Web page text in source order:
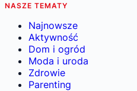
NASZE TEMATY
Najnowsze
Aktywność
Dom i ogród
Moda i uroda
Zdrowie
Parenting